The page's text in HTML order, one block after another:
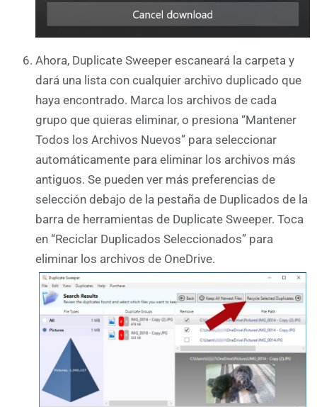
Ahora, Duplicate Sweeper escaneará la carpeta y
dará una lista con cualquier archivo duplicado que
haya encontrado. Marca los archivos de cada
grupo que quieras eliminar, o presiona “Mantener
Todos los Archivos Nuevos” para seleccionar
automáticamente para eliminar los archivos más
antiguos. Se pueden ver más preferencias de
selección debajo de la pestaña de Duplicados de la
barra de herramientas de Duplicate Sweeper. Toca
en “Reciclar Duplicados Seleccionados” para
eliminar los archivos de OneDrive.